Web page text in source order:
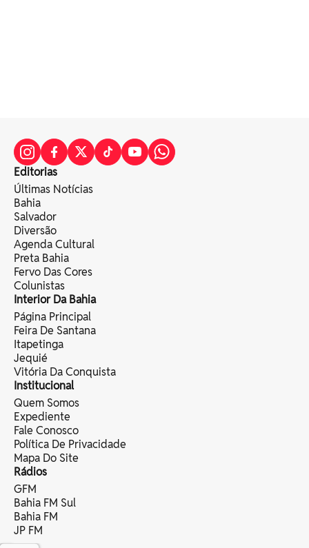
Editorias
Últimas Notícias
Bahia
Salvador
Diversão
Agenda Cultural
Preta Bahia
Fervo Das Cores
Colunistas
Interior Da Bahia
Página Principal
Feira De Santana
Itapetinga
Jequié
Vitória Da Conquista
Institucional
Quem Somos
Expediente
Fale Conosco
Política De Privacidade
Mapa Do Site
Rádios
GFM
Bahia FM Sul
Bahia FM
JP FM